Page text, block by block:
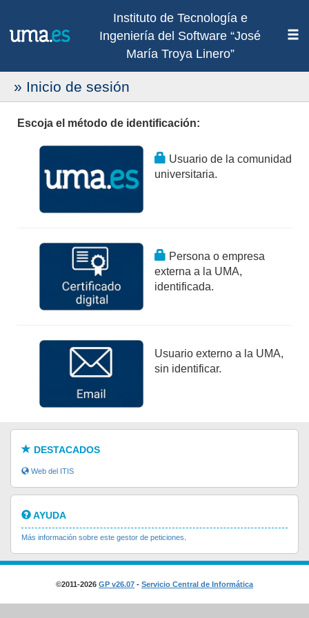
Instituto de Tecnología e
Ingeniería del Software “José
María Troya Linero”
» Inicio de sesión
Escoja el método de identificación:
Usuario de la comunidad
universitaria.
Persona o empresa
externa a la UMA,
identificada.
Usuario externo a la UMA,
sin identificar.
DESTACADOS
Web del ITIS
AYUDA
Más información sobre este gestor de peticiones
©2011-2026 GP v26.07 - Servicio Central de Informática